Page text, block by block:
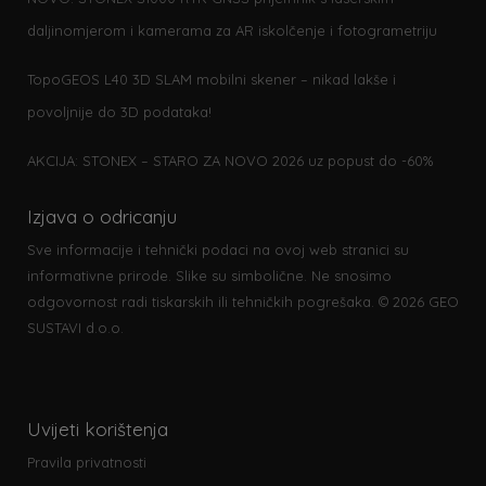
daljinomjerom i kamerama za AR iskolčenje i fotogrametriju
TopoGEOS L40 3D SLAM mobilni skener – nikad lakše i
povoljnije do 3D podataka!
AKCIJA: STONEX – STARO ZA NOVO 2026 uz popust do -60%
Izjava o odricanju
Sve informacije i tehnički podaci na ovoj web stranici su
informativne prirode. Slike su simbolične. Ne snosimo
odgovornost radi tiskarskih ili tehničkih pogrešaka. © 2026 GEO
SUSTAVI d.o.o.
Uvijeti korištenja
Pravila privatnosti